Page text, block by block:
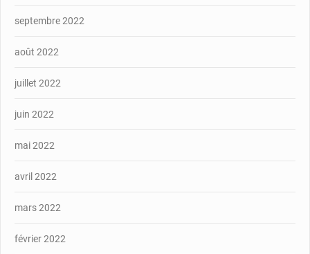
septembre 2022
août 2022
juillet 2022
juin 2022
mai 2022
avril 2022
mars 2022
février 2022